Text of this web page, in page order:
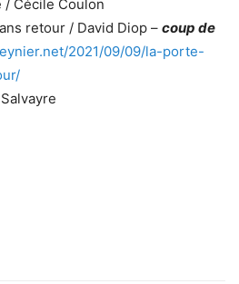
/ Cécile Coulon
retour / David Diop – coup de
2021/09/09/la-porte-